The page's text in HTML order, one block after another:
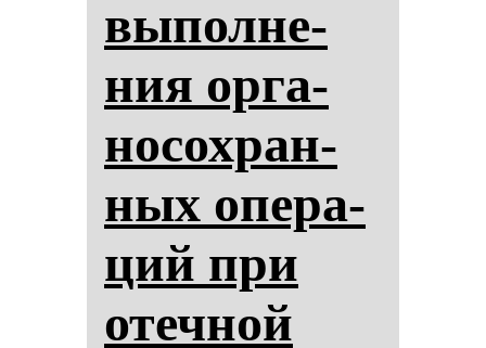
вы­пол­не­
ния ор­га­
но­сох­ран­
ных опе­ра­
ций при
отеч­ной